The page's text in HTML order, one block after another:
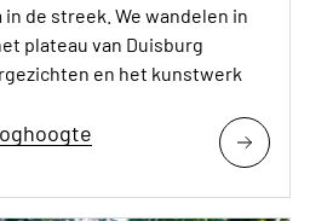
in de streek. We wandelen in
plateau van Duisburg
en het kunstwerk